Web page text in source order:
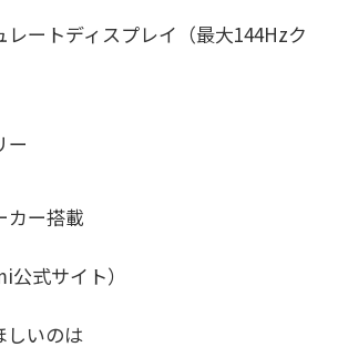
レートディスプレイ（最大144Hzク
ー
カー搭載
公式サイト）
しいのは